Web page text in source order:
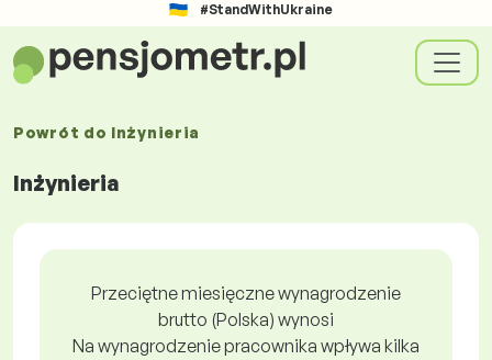
#StandWithUkraine
Powrót do Inżynieria
Inżynieria
Przeciętne miesięczne wynagrodzenie
brutto (Polska) wynosi
Na wynagrodzenie pracownika wpływa kilka